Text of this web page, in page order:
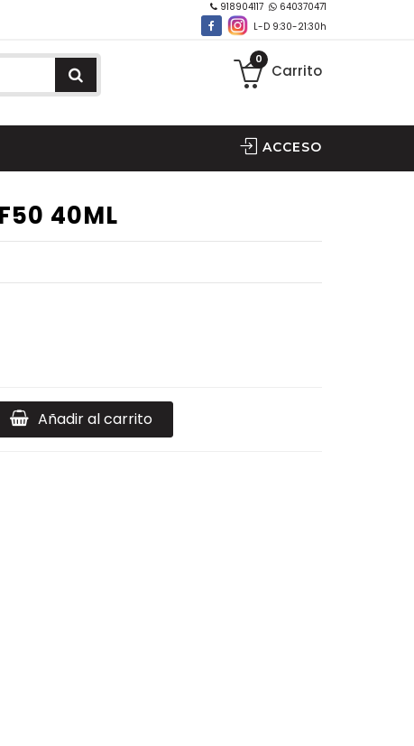
918904117
640370471
L-D 9:30-21:30h
0
Carrito
ACCESO
40ML
Añadir al carrito